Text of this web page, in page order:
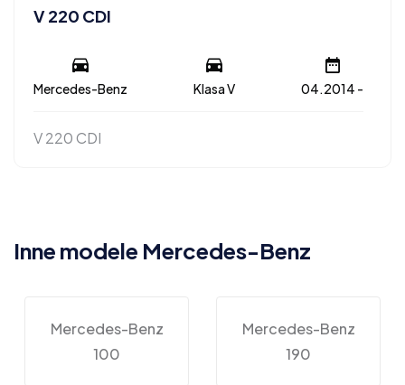
V 220 CDI
Mercedes-Benz Klasa V 04.2014 -
V 220 CDI
Inne modele Mercedes-Benz
Mercedes-Benz
100
Mercedes-Benz
190